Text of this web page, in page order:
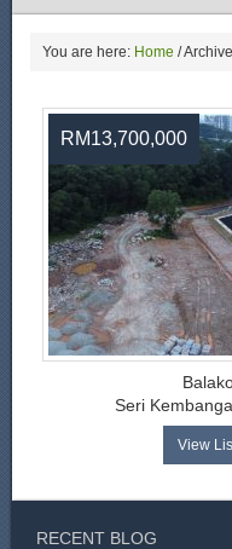
You are here: Home /
RM13,700,000
Seri
View
RECENT BLOG